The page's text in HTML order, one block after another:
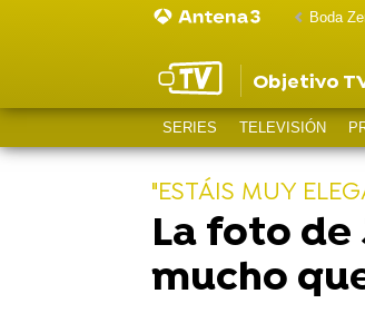
Boda
Objetivo
SERIES TELEVISIÓN
"ESTÁIS MUY
La foto de
mucho